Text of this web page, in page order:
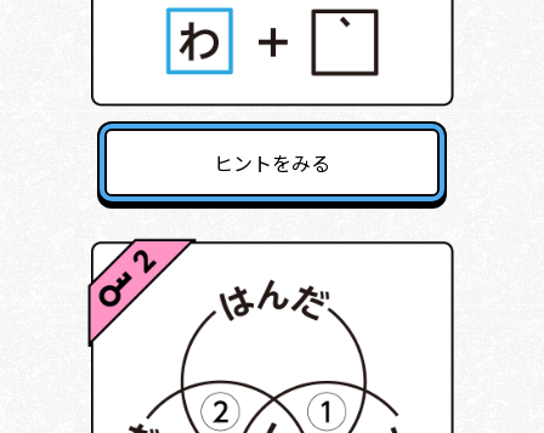
ヒントをみる